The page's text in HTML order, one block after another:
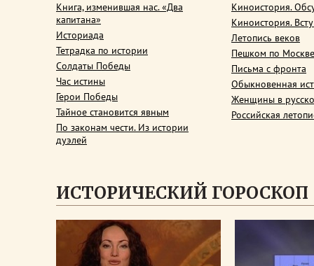
Книга, изменившая нас. «Два
капитана»
Историада
Тетрадка по истории
Солдаты Победы
Час истины
Герои Победы
Тайное становится явным
По законам чести. Из истории
дуэлей
Киноистория.
Киноистория.
Летопись веков
Пешком по Москве
Письма с фронта
Обыкновенная
Женщины в
Российская
ИСТОРИЧЕСКИЙ ГОРОСКОП